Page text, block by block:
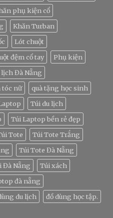
phụ kiện cổ
Khăn Turban
Lót chuột
đệm cổ tay
Phụ kiện
Đà Nẵng
tóc nữ
quà tặng học sinh
Túi du lịch
Túi Laptop bền rẻ đẹp
Tote
Túi Tote Trắng
Túi Tote Đà Nẵng
Đà Nẵng
Túi xách
đà nẵng
du lịch đồ dùng học tập.